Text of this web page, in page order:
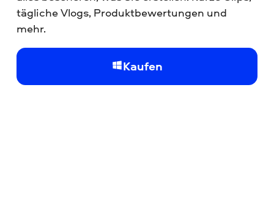
tägliche Vlogs, Produktbewertungen und
mehr.
Kaufen